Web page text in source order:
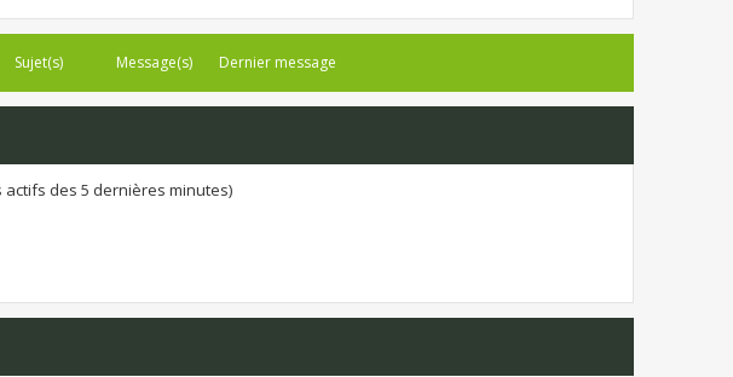
Sujet(s) Message(s) Dernier message
actifs des 5 dernières minutes)